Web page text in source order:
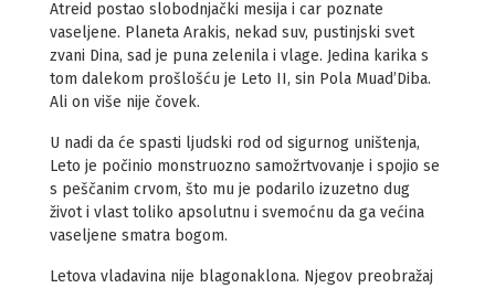
Atreid postao slobodnjački mesija i car poznate
vaseljene. Planeta Arakis, nekad suv, pustinjski svet
zvani Dina, sad je puna zelenila i vlage. Jedina karika s
tom dalekom prošlošću je Leto II, sin Pola Muad’Diba.
Ali on više nije čovek.
U nadi da će spasti ljudski rod od sigurnog uništenja,
Leto je počinio monstruozno samožrtvovanje i spojio se
s peščanim crvom, što mu je podarilo izuzetno dug
život i vlast toliko apsolutnu i svemoćnu da ga većina
vaseljene smatra bogom.
Letova vladavina nije blagonaklona. Njegov preobražaj